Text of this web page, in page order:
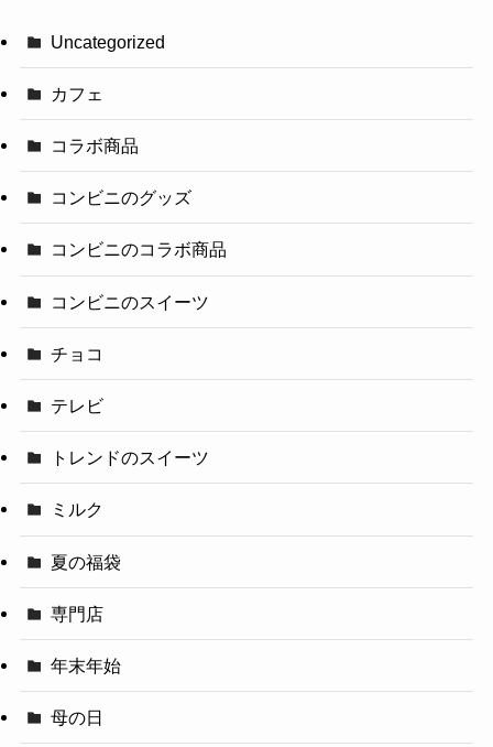
Uncategorized
カフェ
コラボ商品
コンビニのグッズ
コンビニのコラボ商品
コンビニのスイーツ
チョコ
テレビ
トレンドのスイーツ
ミルク
夏の福袋
専門店
年末年始
母の日